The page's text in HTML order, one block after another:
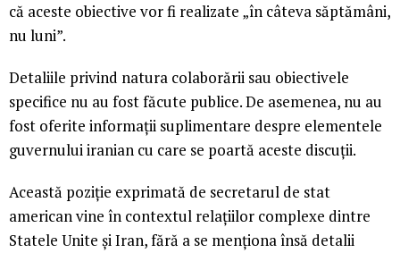
că aceste obiective vor fi realizate „în câteva săptămâni,
nu luni”.
Detaliile privind natura colaborării sau obiectivele
specifice nu au fost făcute publice. De asemenea, nu au
fost oferite informații suplimentare despre elementele
guvernului iranian cu care se poartă aceste discuții.
Această poziție exprimată de secretarul de stat
american vine în contextul relațiilor complexe dintre
Statele Unite și Iran, fără a se menționa însă detalii